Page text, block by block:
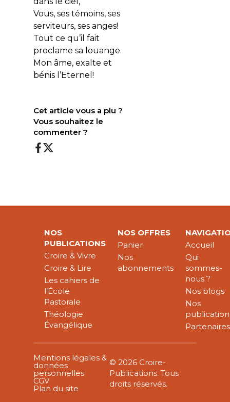
Vous, ses témoins, ses
serviteurs, ses anges!
Tout ce qu’il fait
proclame sa louange.
Mon âme, exalte et
bénis l’Eternel!
Cet article vous a plu ?
Vous souhaitez le
commenter ?
NOS
PUBLICATIONS
Croire & Vivre
Croire & Lire
Les cahiers de
l’École
Pastorale
Théologie
Évangélique
NOS OFFRES
Panier
Nos
abonnements
Accueil
Qui
sommes-
nous ?
Nos blogs
Nos
Partenaires
Mentions légales &
données
personnelles
CGV
Plan du site
© 2026 Croire-
Publications. Tous
droits réservés.